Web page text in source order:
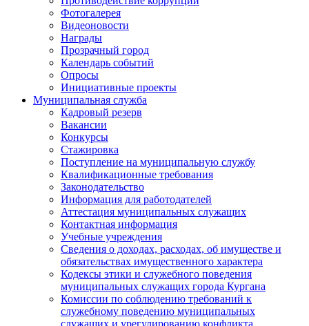
Фотогалерея
Видеоновости
Награды
Прозрачный город
Календарь событий
Опросы
Инициативные проекты
Муниципальная служба
Кадровый резерв
Вакансии
Конкурсы
Стажировка
Поступление на муниципальную службу
Квалификационные требования
Законодательство
Информация для работодателей
Аттестация муниципальных служащих
Контактная информация
Учебные учреждения
Сведения о доходах, расходах, об имуществе и
обязательствах имущественного характера
Кодексы этики и служебного поведения
муниципальных служащих города Кургана
Комиссии по соблюдению требований к
служебному поведению муниципальных
служащих и урегулированию конфликта